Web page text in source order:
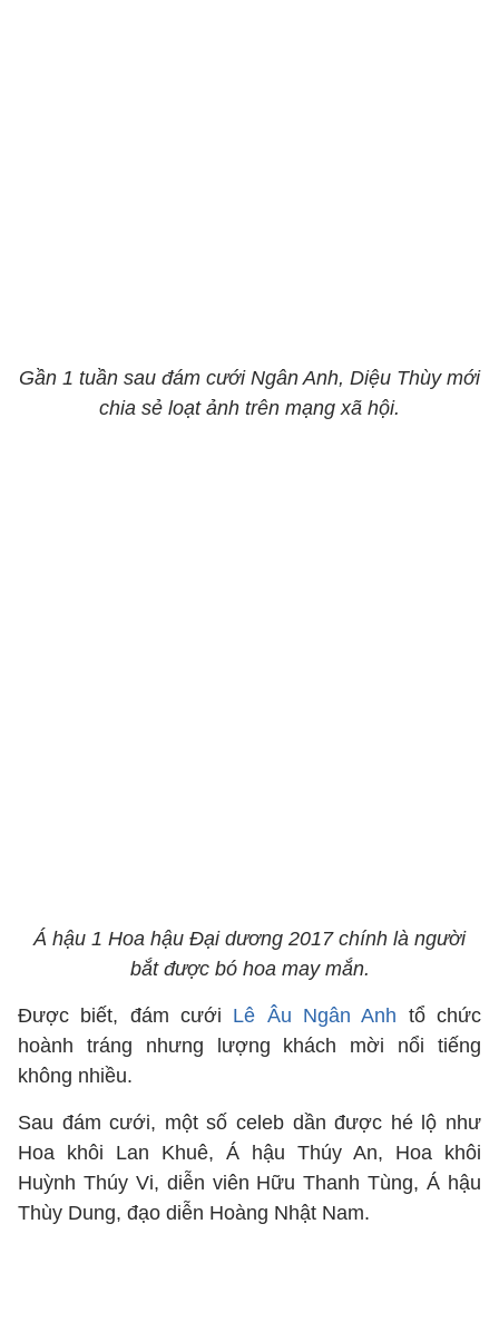
Gần 1 tuần sau đám cưới Ngân Anh, Diệu Thùy mới
chia sẻ loạt ảnh trên mạng xã hội.
Á hậu 1 Hoa hậu Đại dương 2017 chính là người
bắt được bó hoa may mắn.
Được biết, đám cưới Lê Âu Ngân Anh tổ chức
hoành tráng nhưng lượng khách mời nổi tiếng
không nhiều.
Sau đám cưới, một số celeb dần được hé lộ như
Hoa khôi Lan Khuê, Á hậu Thúy An, Hoa khôi
Huỳnh Thúy Vi, diễn viên Hữu Thanh Tùng, Á hậu
Thùy Dung, đạo diễn Hoàng Nhật Nam.